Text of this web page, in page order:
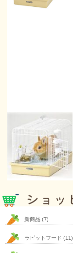
新商品 (7)
ラビットフード (11)